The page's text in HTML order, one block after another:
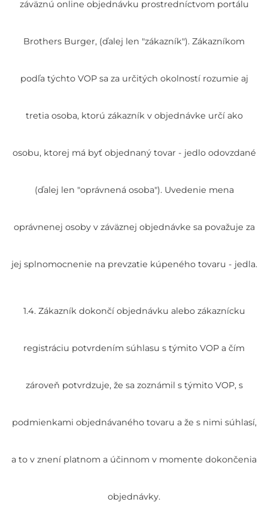
záväznú online objednávku prostredníctvom portálu
Brothers Burger, (ďalej len "zákazník"). Zákazníkom
podľa týchto VOP sa za určitých okolností rozumie aj
tretia osoba, ktorú zákazník v objednávke určí ako
osobu, ktorej má byť objednaný tovar - jedlo odovzdané
(ďalej len "oprávnená osoba"). Uvedenie mena
oprávnenej osoby v záväznej objednávke sa považuje za
jej splnomocnenie na prevzatie kúpeného tovaru - jedla.
1.4. Zákazník dokončí objednávku alebo zákaznícku
registráciu potvrdením súhlasu s týmito VOP a čím
zároveň potvrdzuje, že sa zoznámil s týmito VOP, s
podmienkami objednávaného tovaru a že s nimi súhlasí,
a to v znení platnom a účinnom v momente dokončenia
objednávky.